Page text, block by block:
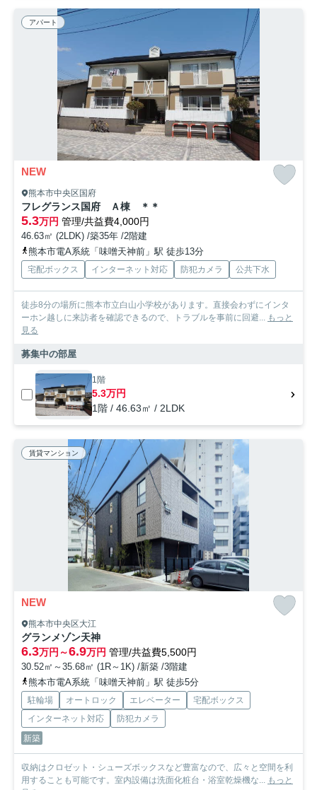
アパート
NEW
熊本市中央区国府
フレグランス国府 Ａ棟 ＊＊
5.3万円 管理/共益費4,000円
46.63㎡ (2LDK) /築35年 /2階建
熊本市電A系統「味噌天神前」駅 徒歩13分
宅配ボックス インターネット対応 防犯カメラ 公共下水
徒歩8分の場所に熊本市立白山小学校があります。直接会わずにインタ
ーホン越しに来訪者を確認できるので、トラブルを事前に回避... もっと
見る
募集中の部屋
1階
5.3万円
1階 / 46.63㎡ / 2LDK
賃貸マンション
NEW
熊本市中央区大江
グランメゾン天神
6.3万円～6.9万円 管理/共益費5,500円
30.52㎡～35.68㎡ (1R～1K) /新築 /3階建
熊本市電A系統「味噌天神前」駅 徒歩5分
駐輪場 オートロック エレベーター
宅配ボックス
インターネット対応
防犯カメラ
新築
収納はクロゼット・シューズボックスなど豊富なので、広々と空間を利
用することも可能です。室内設備は洗面化粧台・浴室乾燥機な... もっと